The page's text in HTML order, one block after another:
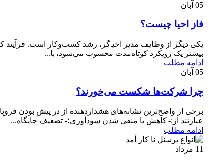
05 آبان
فاز احيا چيست؟
یکی دیگر از وظایف مدیر احیاگر، رشد کسب‌وکار است. فرآیند
بیشتر یک رویکرد کوتاه‌مدت محسوب می‌شود، با...
ادامه مطلب
05 آبان
چرا شرکت‌ها شکست می‌خورند؟
برخی از واضح‌ترین نشانه‌های هشداردهنده از در پیش بودن
عبارتند از:- کاهش یا منفی شدن سود‌آوری؛- تضعیف جایگاه...
ادامه مطلب
11 مرداد